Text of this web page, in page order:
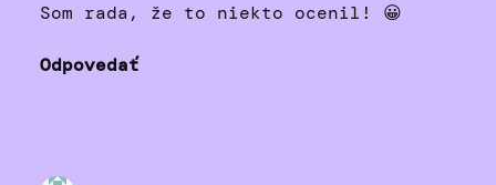
Som rada, že to niekto ocenil! 😀
Odpovedať